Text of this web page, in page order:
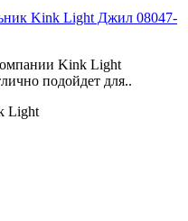
Kink Light Джил 08047-
Kink Light
подойдет для..
Light